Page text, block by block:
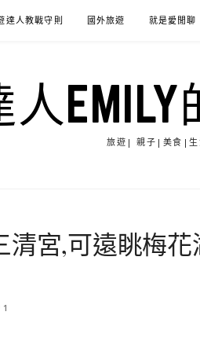
達人教戰守則 國外旅遊 就是愛閒聊
人
旅遊| 親子|美食|生
宮,可遠眺梅花
1